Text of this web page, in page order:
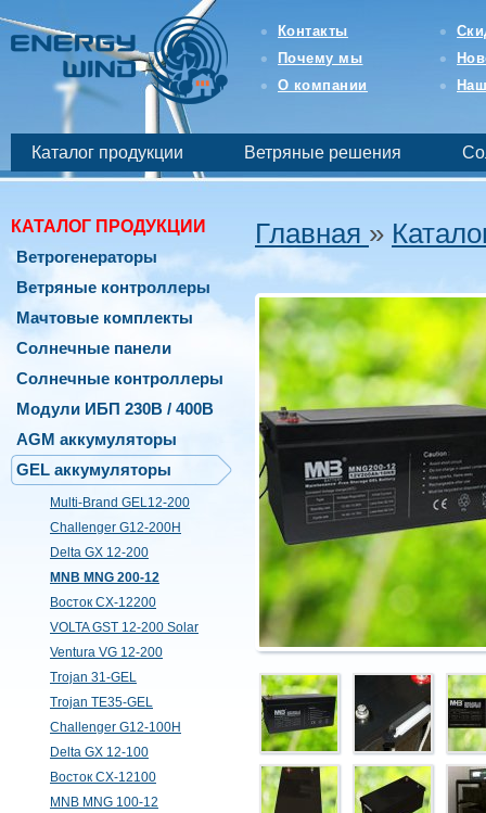
магазин
возобновляемой
бесперебойной
энергетики
Контакты
Почему мы
О компании
Каталог продукции Ветряные решения
КАТАЛОГ ПРОДУКЦИИ
Ветрогенераторы
Ветряные контроллеры
Мачтовые комплекты
Солнечные панели
Солнечные контроллеры
Модули ИБП 230В / 400В
AGM аккумуляторы
GEL аккумуляторы
Multi-Brand GEL12-200
Challenger G12-200H
Delta GX 12-200
MNB MNG 200-12
Восток CX-12200
VOLTA GST 12-200 Solar
Ventura VG 12-200
Trojan 31-GEL
Trojan TE35-GEL
Challenger G12-100H
Delta GX 12-100
Восток CX-12100
MNB MNG 100-12
Главная »